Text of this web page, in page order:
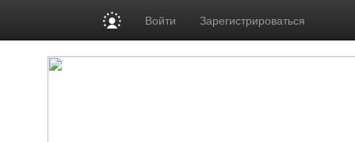
Войти Зарегистрироваться